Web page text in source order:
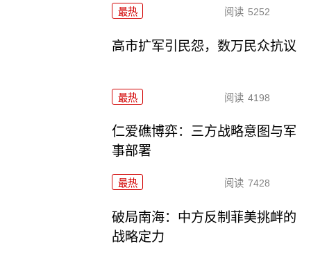
最热 阅读 5252
高市扩军引民怨，数万民众抗议
最热 阅读 4198
仁爱礁博弈：三方战略意图与军
事部署
最热 阅读 7428
破局南海：中方反制菲美挑衅的
战略定力